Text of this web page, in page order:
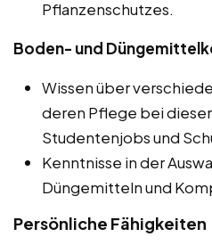
Pflanzenschutzes.
Boden- und
Wissen über
deren Pflege bei
Studentenjobs und
Kenntnisse in der
Düngemitteln und
Persönliche Fähigkeiten